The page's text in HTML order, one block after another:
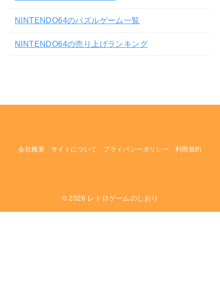
NINTENDO64のパズルゲーム一覧
NINTENDO64の売り上げランキング
会社概要 サイトについて プライバシーポリシー 利用規約
© 2026 レトロゲームのしおり